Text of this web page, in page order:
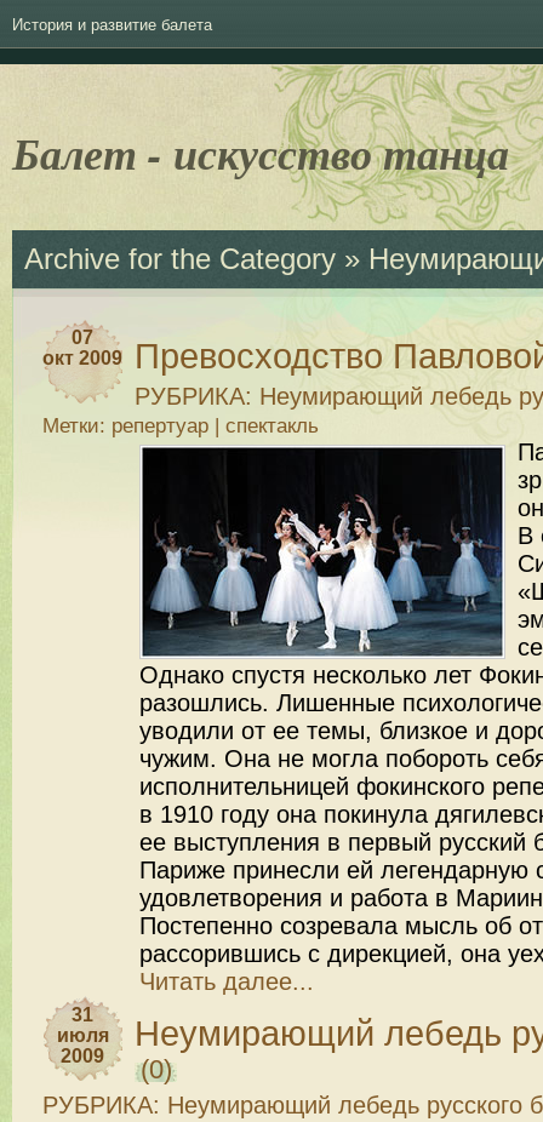
История и развитие балета
Балет - искусство танца
Archive for the Category »
07
окт 2009
Превосходство
РУБРИКА: Неумирающий лебедь
Метки: репертуар | спектакль
В
Однако спустя несколько лет
разошлись. Лишенные
уводили от ее темы, близкое и
чужим. Она не могла побороть
исполнительницей фокинского
в 1910 году она покинула
ее выступления в первый русский
Париже принесли ей легендарную
удовлетворения и работа в
Постепенно созревала мысль об
рассорившись с дирекцией, она
Читать далее...
31
июля
2009
Неумирающий лебедь
(0)
РУБРИКА: Неумирающий лебедь русского